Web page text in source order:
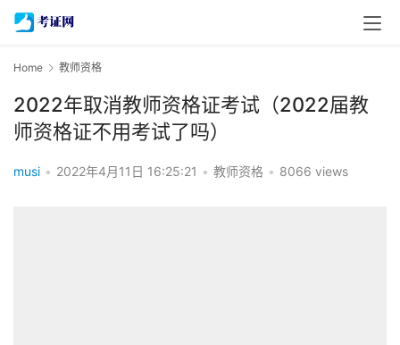
Home 教师资格
2022年取消教师资格证考试（2022届教
师资格证不用考试了吗）
musi • 2022年4月11日 16:25:21 • 教师资格 • 8066 views